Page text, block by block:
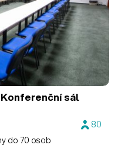
Konferenční sál
80
do 70 osob